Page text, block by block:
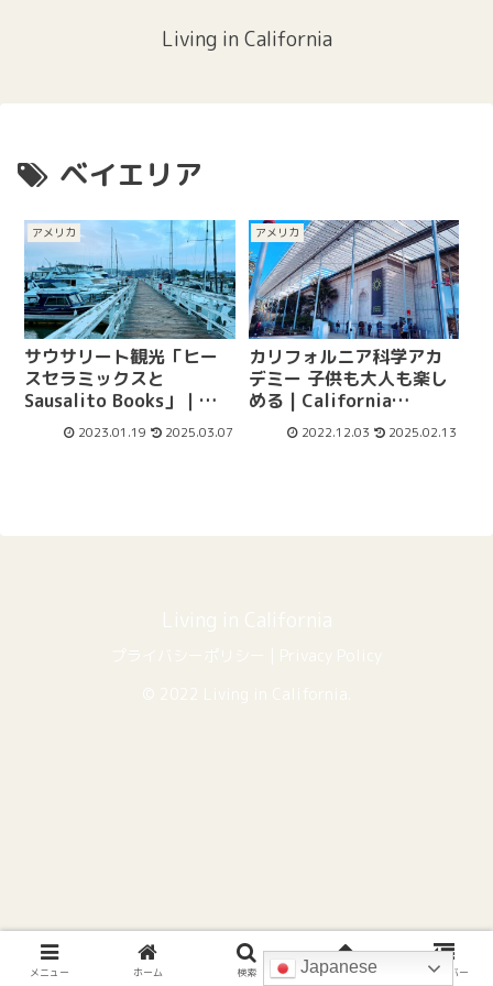
Living in California
ベイエリア
アメリカ
サウサリート観光「ヒー
スセラミックスと
Sausalito Books」｜
Heath Ceramics &
Sausalito Books in
2023.01.19 2025.03.07
アメリカ
カリフォルニア科学アカ
デミー 子供も大人も楽し
める | California
Academy of Sciences
2022.12.03 2025.02.13
メニュー ホーム 検索 トップ サイドバー
Japanese